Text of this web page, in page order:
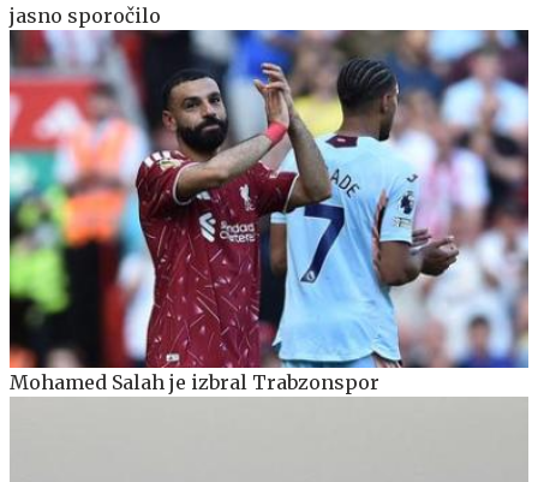
jasno sporočilo
Mohamed Salah je izbral Trabzonspor